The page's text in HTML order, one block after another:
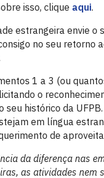
isso, clique aqui.
estrangeira envie
no seu retorno
1 a 3 (ou
o
seu histórico da UFPB.
em língua
de
da diferença nas
as atividades